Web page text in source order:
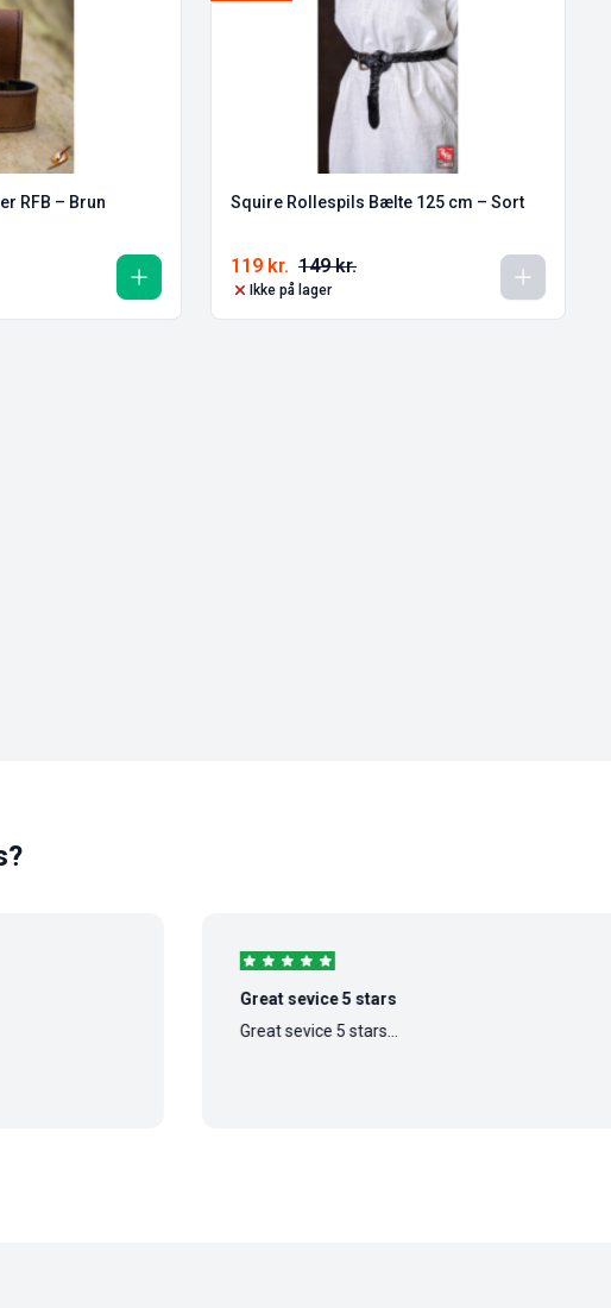
RFB – Brun Squire Rollespils Bælte 125 cm – Sort
149kr.
119 kr.
Ikke på lager
Great sevice 5 stars
Great sevice 5 stars...